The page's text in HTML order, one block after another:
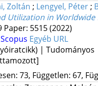
Zoltán ; Lengyel, Péter ;
Utilization in
Paper: 5515(2022)
Scopus Egyéb URL
| Tudományos
73, Független: 67,